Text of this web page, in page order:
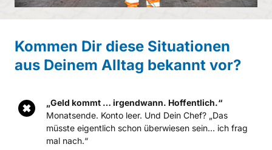
Kommen Dir diese
aus Deinem Alltag bekannt vor?
„Geld kommt … irgendwann. Hoffentlich.“
Monatsende. Konto leer. Und Dein Chef? „Das
müsste eigentlich schon überwiesen sein… ich frag
mal nach.“